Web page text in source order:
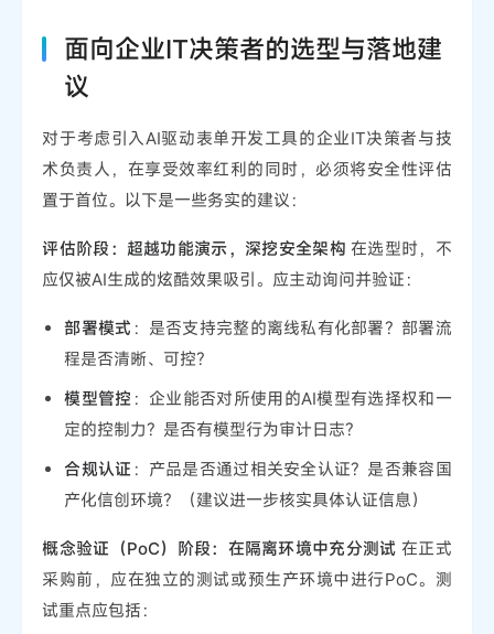
面向企业IT决策者的选型与落地建
议
对于考虑引入AI驱动表单开发工具的企业IT决策者与技
术负责人，在享受效率红利的同时，必须将安全性评估
置于首位。以下是一些务实的建议：
评估阶段：超越功能演示，深挖安全架构 在选型时，不
应仅被AI生成的炫酷效果吸引。应主动询问并验证：
部署模式 ：是否支持完整的离线私有化部署？部署流
程是否清晰、可控？
模型管控 ：企业能否对所使用的AI模型有选择权和一
定的控制力？是否有模型行为审计日志？
合规认证 ：产品是否通过相关安全认证？是否兼容国
产化信创环境？（建议进一步核实具体认证信息）
概念验证（PoC）阶段：在隔离环境中充分测试 在正式
采购前，应在独立的测试或预生产环境中进行PoC。测
试重点应包括：